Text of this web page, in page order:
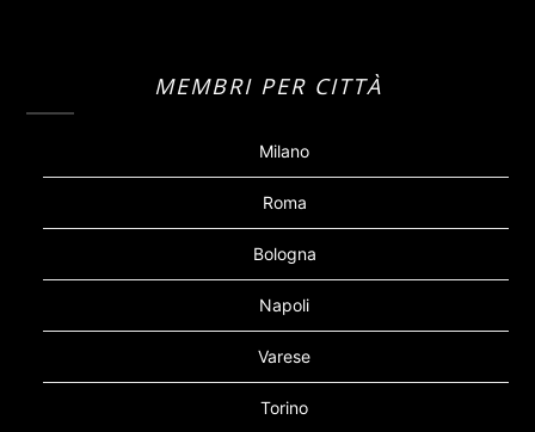
MEMBRI PER CITTÀ
Milano
Roma
Bologna
Napoli
Varese
Torino